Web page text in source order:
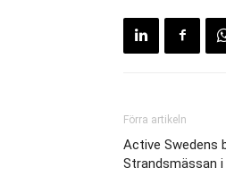
Förra artikeln
Active Swedens
Strandsmässan